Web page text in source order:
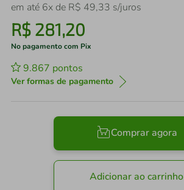
em até 6x de R$ 49,33 s/juros
R$ 281,20
No pagamento com Pix
9.867 pontos
Ver formas de pagamento
Comprar agora
Adicionar ao carrinho